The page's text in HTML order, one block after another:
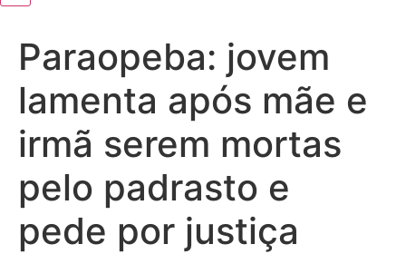
Paraopeba: jovem
lamenta após mãe e
irmã serem mortas
pelo padrasto e
pede por justiça